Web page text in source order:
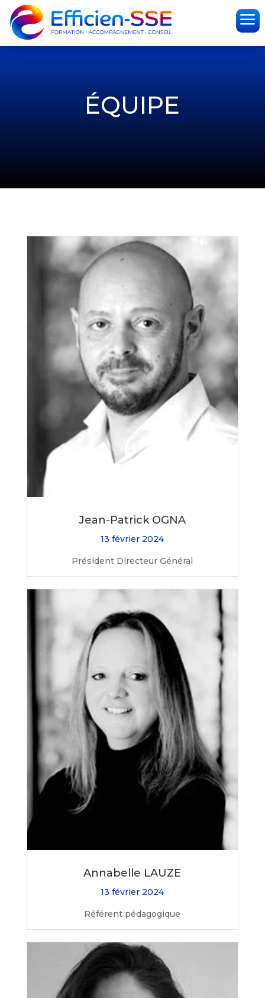
a
ÉQUIPE
Jean-Patrick OGNA
13 février 2024
Président Directeur Général
Annabelle LAUZE
13 février 2024
Référent pédagogique